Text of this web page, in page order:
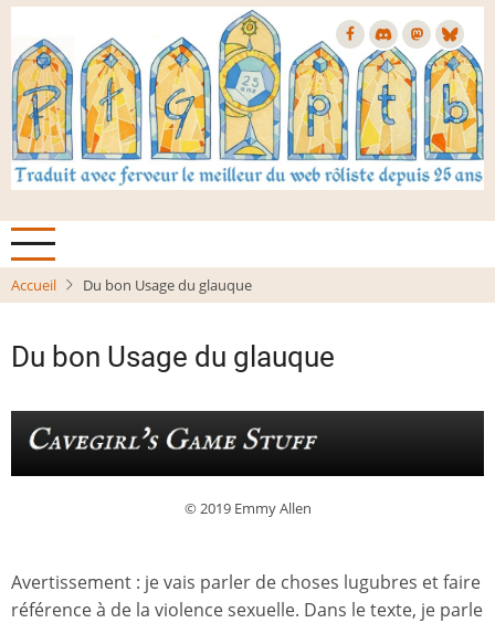
Aller
contenu
principal
Accueil Du bon Usage du glauque
Du bon Usage du glauque
© 2019 Emmy Allen
Avertissement : je vais parler de choses lugubres et faire
référence à de la violence sexuelle. Dans le texte, je parle